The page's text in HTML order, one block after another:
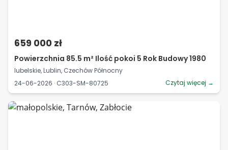
659 000 zł
Powierzchnia 85.5 m² Ilość pokoi 5 Rok Budowy 1980
lubelskie, Lublin, Czechów Północny
24-06-2026 · C303-SM-80725
Czytaj więcej →